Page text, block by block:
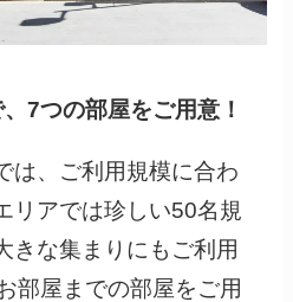
7つの部屋をご用意！
は、ご利用規模に合わ
リアでは珍しい50名規
きな集まりにもご利用
部屋までの部屋をご用